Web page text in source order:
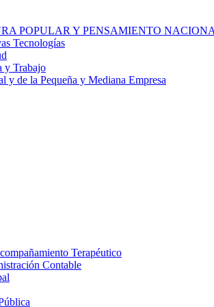
POPULAR Y PENSAMIENTO
Tecnologías
y Trabajo
y de la Pequeña y Mediana Empresa
Terapéutico
Contable